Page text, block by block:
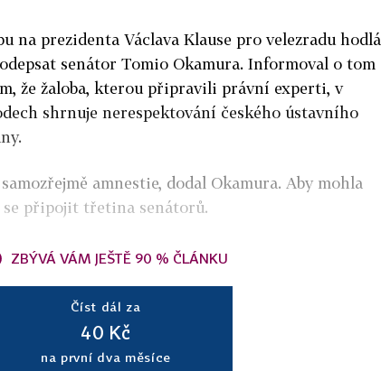
na prezidenta Václava Klause pro velezradu hodlá
senátor Tomio Okamura. Informoval o tom
že žaloba, kterou připravili právní experti, v
shrnuje nerespektování českého ústavního
amnestie, dodal Okamura. Aby mohla
se připojit třetina senátorů.
ZBÝVÁ VÁM JEŠTĚ 90 % ČLÁNKU
Číst dál za
40 Kč
na první dva měsíce